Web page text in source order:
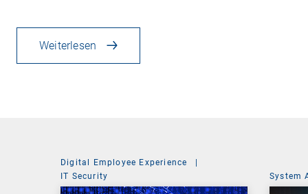
Weiterlesen
Digital Employee Experience
|
IT Security
System